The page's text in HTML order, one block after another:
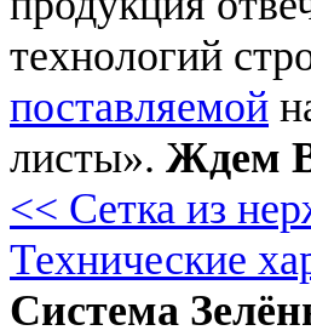
технологий
поставляемой
листы». Ждем
<< Сетка из
Технические
Система